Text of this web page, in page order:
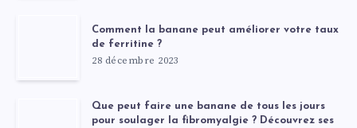
Comment la banane peut améliorer votre taux
de ferritine ?
28 décembre 2023
Que peut faire une banane de tous les jours
pour soulager la fibromyalgie ? Découvrez ses